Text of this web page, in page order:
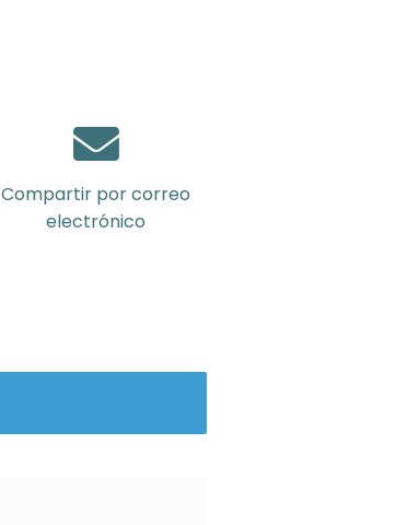
Compartir por correo
electrónico